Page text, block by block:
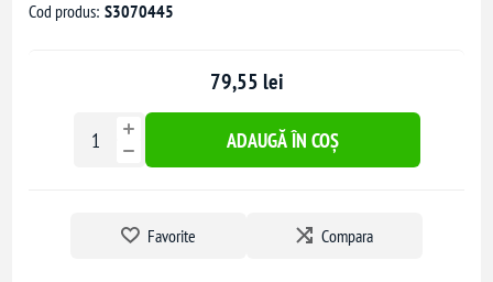
Cod produs: S3070445
79,55 lei
ADAUGĂ ÎN COȘ
Favorite Compara